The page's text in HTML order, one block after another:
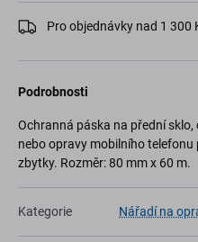
Pro objednávky nad 1 300
Podrobnosti
Ochranná páska na přední
nebo opravy mobilního
zbytky. Rozměr: 80 mm x 60 m.
Kategorie Nářadí na